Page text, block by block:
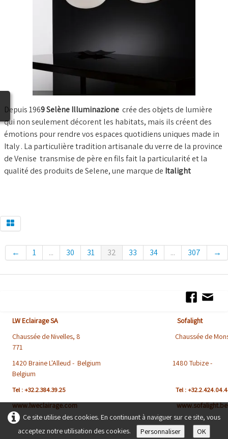
Depuis 1969 Selène Illuminazione crée des objets de lumière
qui non seulement décorent les habitats, mais ils créent des
émotions pour rendre vos espaces quotidiens uniques made in
Italy . La particulière tradition artisanale du verre de la province
de Venise transmise de père en fils fait la particularité et la
qualité des produits de Selene, une marque de Italight
← 1 ... 30 31 32 33 34 ... 307 →
LW Eclairage SA Sofalight
Chaussée de Nivelles, 8 Chaussée de
771
1420 Braine L'Alleud - Belgium 1480 Tubize -
Belgium
Tel : +32.2.384.39.25 Tel :
www.lweclairage.com www.sofalight.be
Conditions générales de
Ce site utilise des cookies. En continuant à naviguer sur ce site, vous
acceptez notre utilisation des cookies.
Personnaliser OK